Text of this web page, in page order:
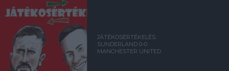
JÁTÉKOSÉRTÉKELÉS:
SUNDERLAND 0-0
MANCHESTER UNITED